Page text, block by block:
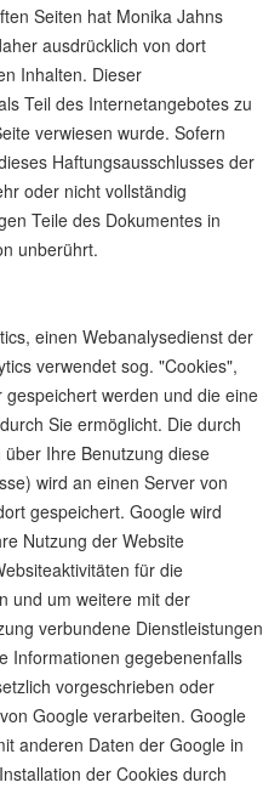
Seiten hat Monika Jahns
ausdrücklich von dort
Inhalten. Dieser
Teil des Internetangebotes zu
verwiesen wurde. Sofern
Haftungsausschlusses der
oder nicht vollständig
Teile des Dokumentes in
unberührt.
einen Webanalysedienst der
verwendet sog. "Cookies",
werden und die eine
Sie ermöglicht. Die durch
Ihre Benutzung diese
wird an einen Server von
gespeichert. Google wird
Nutzung der Website
für die
und um weitere mit der
verbundene Dienstleistungen
Informationen gegebenenfalls
vorgeschrieben oder
Google verarbeiten. Google
anderen Daten der Google in
der Cookies durch